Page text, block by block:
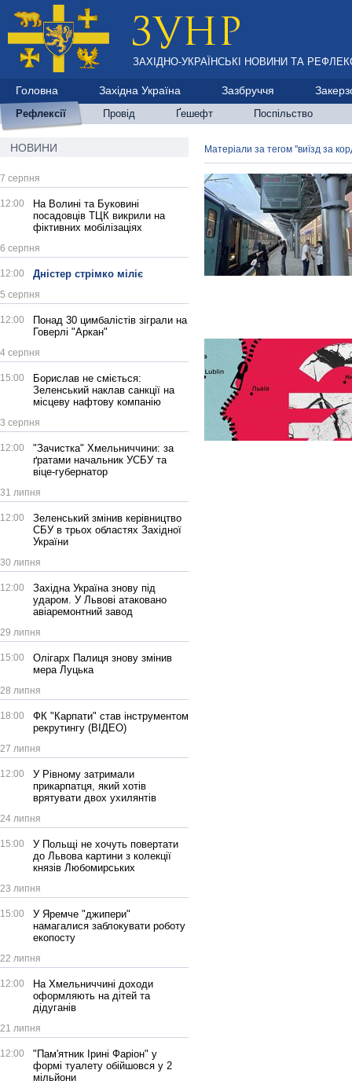
ЗАХІДНО-УКРАЇНСЬКІ НОВИНИ ТА
Головна Західна Україна Зазбруччя
Рефлексії Провід Ґешефт Поспільство
НОВИНИ
7 серпня
12:00
На Волині та Буковині
посадовців ТЦК викрили на
фіктивних мобілізаціях
6 серпня
12:00 Дністер стрімко міліє
5 серпня
12:00
Понад 30 цимбалістів зіграли на
Говерлі "Аркан"
4 серпня
15:00
Борислав не сміється:
Зеленський наклав санкції на
місцеву нафтову компанію
3 серпня
12:00
"Зачистка" Хмельниччини: за
ґратами начальник УСБУ та
віце-губернатор
31 липня
12:00
Зеленський змінив керівництво
СБУ в трьох областях Західної
України
30 липня
12:00
Західна Україна знову під
ударом. У Львові атаковано
авіаремонтний завод
29 липня
15:00
Олігарх Палиця знову змінив
мера Луцька
28 липня
18:00
ФК "Карпати" став інструментом
рекрутингу (ВІДЕО)
27 липня
12:00
У Рівному затримали
прикарпатця, який хотів
врятувати двох ухилянтів
24 липня
15:00
У Польщі не хочуть повертати
до Львова картини з колекції
князів Любомирських
23 липня
15:00
У Яремче "джипери"
намагалися заблокувати роботу
екопосту
22 липня
12:00
На Хмельниччині доходи
оформляють на дітей та
дідуганів
21 липня
12:00
"Пам'ятник Ірині Фаріон" у
формі туалету обійшовся у 2
мільйони
Матеріали за тегом "виїзд за